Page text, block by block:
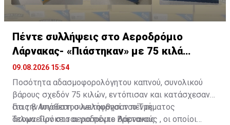
Πέντε συλλήψεις στο Αεροδρόμιο
Λάρνακας- «Πιάστηκαν» με 75 κιλά
καπνού
09.08.2026 15:54
Ποσότητα αδασμοφορολόγητου καπνού, συνολικού
βάρους σχεδόν 75 κιλών, εντόπισαν και κατάσχεσαν
στις 8 Αυγούστου λειτουργοί του Τμήματος
Τελωνείων στο αεροδρόμιο Λάρνακας.
Για την υπόθεση συνελήφθησαν πέντε
άτομα. Πρόκειται για πέντε Βρετανούς , οι οποίοι